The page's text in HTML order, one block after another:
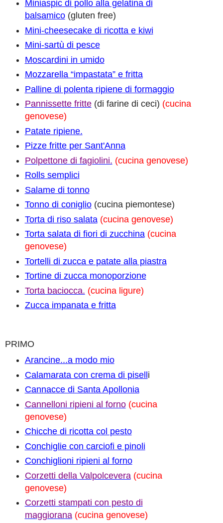
Miniaspic di pollo alla gelatina di
balsamico(gluten free)
Mini-cheesecake di ricotta e kiwi
Mini-sartù di pesce
Moscardini in umido
Mozzarella “impastata” e fritta
Palline di polenta ripiene di formaggio
Pannissette fritte(di farine di ceci) (cucina
genovese)
Patate ripiene.
Pizze fritte per Sant'Anna
Polpettone di fagiolini. (cucina genovese)
Rolls semplici
Salame di tonno
Tonno di coniglio(cucina piemontese)
Torta di riso salata (cucina genovese)
Torta salata di fiori di zucchina (cucina
genovese)
Tortelli di zucca e patate alla piastra
Tortine di zucca monoporzione
Torta baciocca. (cucina ligure)
Zucca impanata e fritta
PRIMO
Arancine...a modo mio
Calamarata con crema di piselli
Cannacce di Santa Apollonia
Cannelloni ripieni al forno (cucina
genovese)
Chicche di ricotta col pesto
Conchiglie con carciofi e pinoli
Conchiglioni ripieni al forno
Corzetti della Valpolcevera (cucina
genovese)
Corzetti stampati con pesto di
maggiorana (cucina genovese)